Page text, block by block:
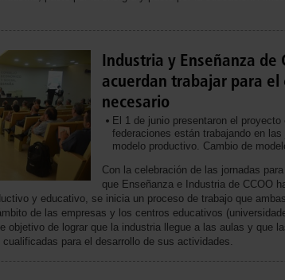
Industria y Enseñanza de
acuerdan trabajar para el
necesario
El 1 de junio presentaron el
federaciones están trabajando en
modelo productivo. Cambio de
Con la celebración de las jornadas
que Enseñanza e Industria de CCOO
y educativo, se inicia un proceso de trabajo que
de las empresas y los centros educativos
objetivo de lograr que la industria llegue a las aulas y que
cualificadas para el desarrollo de sus actividades.